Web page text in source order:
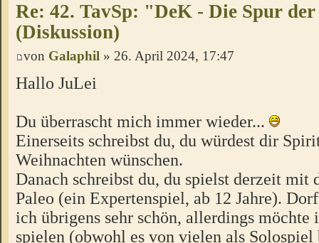
Re: 42. TavSp: "DeK - Die Spur
(Diskussion)
von Galaphil » 26. April 2024, 17:47
Hallo JuLei
Du überrascht mich immer wieder...
Einerseits schreibst du, du würdest dir
Weihnachten wünschen.
Danach schreibst du, du spielst derzeit mit
Paleo (ein Expertenspiel, ab 12 Jahre).
ich übrigens sehr schön, allerdings möchte
spielen (obwohl es von vielen als